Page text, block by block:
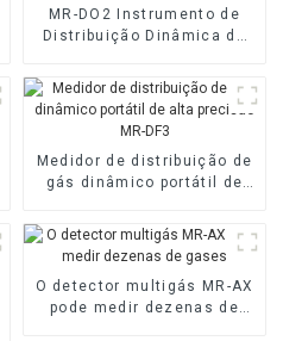
MR-DO2 Instrumento de
Distribuição Dinâmica de
Multicomponente
Medidor de distribuição de
gás dinâmico portátil de
O detector multigás MR-AX
pode medir dezenas de